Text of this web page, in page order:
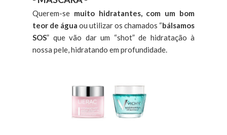
Querem-se muito hidratantes, com um bom
teor de água ou utilizar os chamados “bálsamos
SOS” que vão dar um “shot” de hidratação à
nossa pele, hidratando em profundidade.